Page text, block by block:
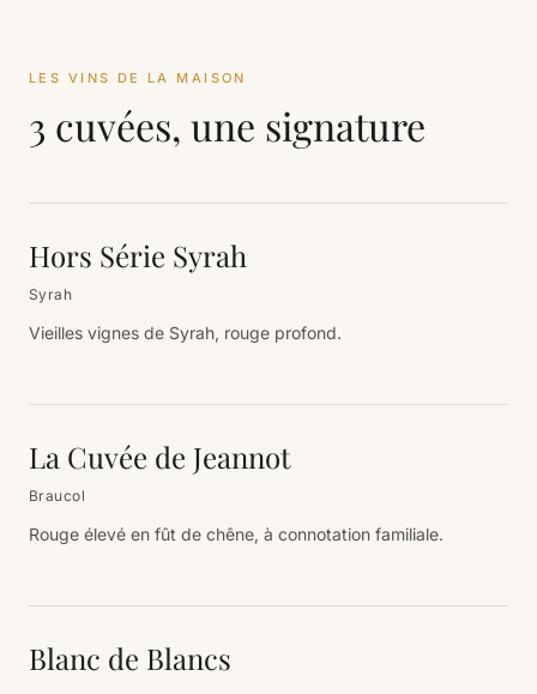
LES VINS DE LA MAISON
3 cuvées, une signature
Hors Série Syrah
Syrah
Vieilles vignes de Syrah, rouge profond.
La Cuvée de Jeannot
Braucol
Rouge élevé en fût de chêne, à connotation familiale.
Blanc de Blancs